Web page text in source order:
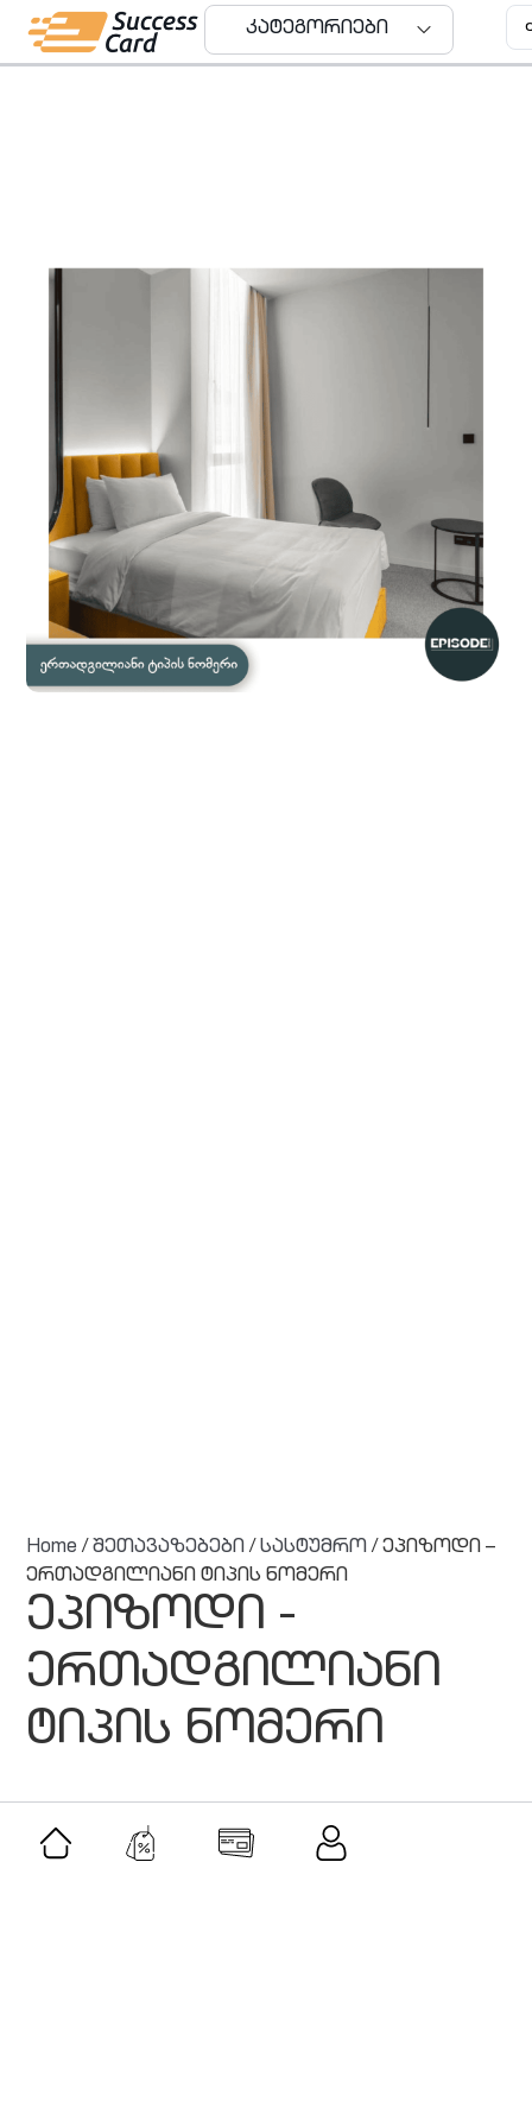
კატეგორიები
Home /შეთავაზებები /სასტუმრო / ეპიზოდი –
ერთადგილიანი ტიპის ნომერი
ეპიზოდი -
ერთადგილიანი
ტიპის ნომერი
მსგავსი შეთავაზებები